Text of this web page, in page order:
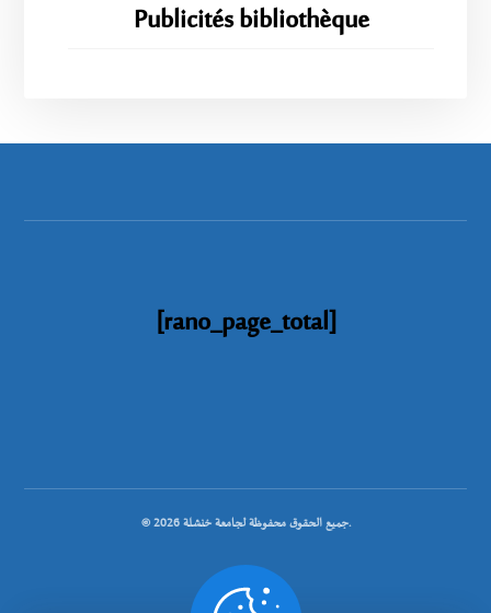
Publicités bibliothèque
[rano_page_total]
© جميع الحقوق محفوظة لجامعة خنشلة 2026.
.